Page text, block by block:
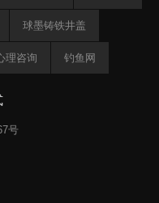
球墨铸铁井盖
理咨询 钓鱼网
征靓号网
号